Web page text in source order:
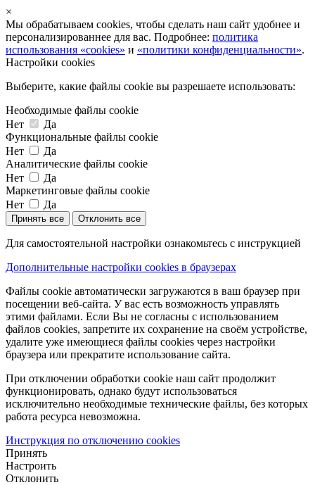
×
Мы обрабатываем cookies, чтобы сделать наш сайт удобнее и
персонализированнее для вас. Подробнее: политика
использования «cookies» и «политики конфиденциальности».
Настройки cookies
Выберите, какие файлы cookie вы разрешаете использовать:
Необходимые файлы cookie
Нет
Да
Функциональные файлы cookie
Нет
Да
Аналитические файлы cookie
Нет
Да
Маркетинговые файлы cookie
Нет
Да
Принять все Отклонить все
Для самостоятельной настройки ознакомьтесь с инструкцией
Дополнительные настройки cookies в браузерах
Файлы cookie автоматически загружаются в ваш браузер при
посещении веб-сайта. У вас есть возможность управлять
этими файлами. Если Вы не согласны с использованием
файлов cookies, запретите их сохранение на своём устройстве,
удалите уже имеющиеся файлы cookies через настройки
браузера или прекратите использование сайта.
При отключении обработки cookie наш сайт продолжит
функционировать, однако будут использоваться
исключительно необходимые технические файлы, без которых
работа ресурса невозможна.
Инструкция по отключению cookies
Принять
Настроить
Отклонить